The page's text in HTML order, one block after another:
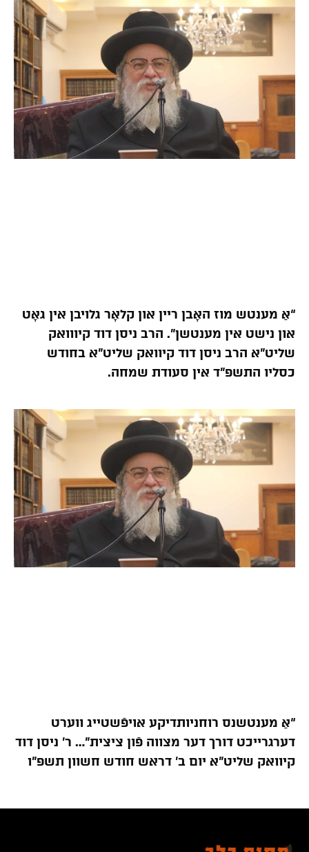
“אַ מענטש מוז האָבן ריין און קלאָר גלויבן אין גאָט
און נישט אין מענטשן”. הרב ניסן דוד קיווואק
שליט”א הרב ניסן דוד קיוואק שליט”א בחודש
כסליו התשפ”ד אין סעודת שמחה.
“אַ מענטשנס רוחניותדיקע אויפֿשטייג ווערט
דערגרייכט דורך דער מצווה פֿון ציצית”… ר’ ניסן דוד
קיוואק שליט”א יום ב’ דראש חודש חשוון תשפ”ו